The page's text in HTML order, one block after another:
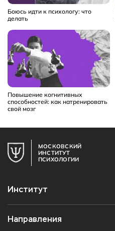
Боюсь идти к психологу: что
делать
Повышение когнитивных
способностей: как натренировать
свой мозг
МОСКОВСКИЙ
ИНСТИТУТ
ПСИХОЛОГИИ
Институт
Направления